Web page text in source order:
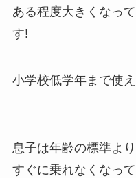
ある程度大きくなっ
す!
小学校低学年まで使
息子は年齢の標準よ
すぐに乗れなくなっ